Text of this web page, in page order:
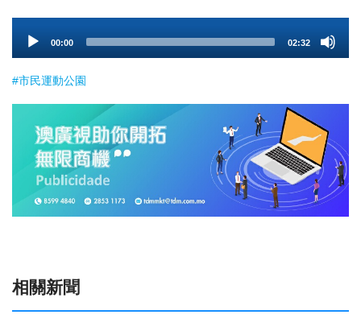
Player
00:00 02:32
#市民運動公園
相關新聞